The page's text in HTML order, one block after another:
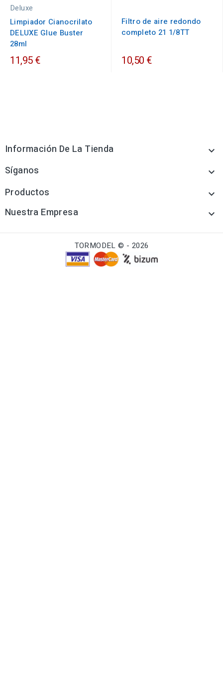
Deluxe
Limpiador Cianocrilato
DELUXE Glue Buster
28ml
11,95 €
Filtro de aire redondo
completo 21 1/8TT
10,50 €
Información De La Tienda 
Síganos 
Productos 
Nuestra Empresa 
TORMODEL © - 2026